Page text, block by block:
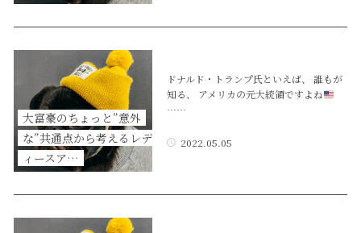
大富豪のちょっと”意外
な”共通点から考えるレデ
ィースア…
ドナルド・トランプ氏といえば、 誰もが
知る、 アメリカの元大統領ですよね
……
2022.05.05